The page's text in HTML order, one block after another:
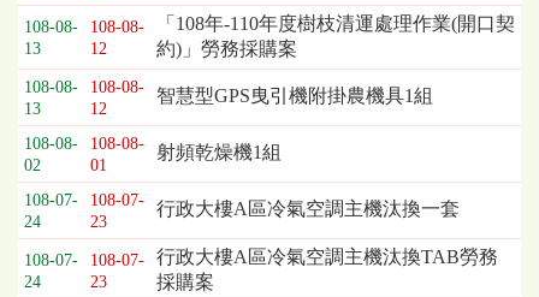
108-08-
13
108-08-
12
「108年-110年度樹枝清運處理作業(開口契
約)」勞務採購案
108-08-
13
108-08-
12
智慧型GPS曳引機附掛農機具1組
108-08-
02
108-08-
01
射頻乾燥機1組
108-07-
24
108-07-
23
行政大樓A區冷氣空調主機汰換一套
108-07-
24
108-07-
23
行政大樓A區冷氣空調主機汰換TAB勞務
採購案